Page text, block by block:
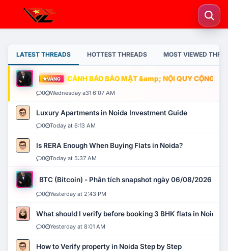
LATEST THREADS HOTTEST THREADS MOST VIEWED
VÀNG CẢNH BÁO BẢO MẬT &amp; NỘI QUY CỘNG
0 Wednesday a31 6:07 AM
Luxury Apartments in Noida Investment Guide
0 Today at 6:13 AM
Is RERA Enough When Buying Flats in Noida?
0 Today at 5:37 AM
BTC (Bitcoin) - Phân tích snapshot ngày 06/08/2026
0 Yesterday at 2:43 PM
What should I verify before booking 3 BHK flats in Noida?
0 Yesterday at 8:01 AM
How to Verify property in Noida Step by Step